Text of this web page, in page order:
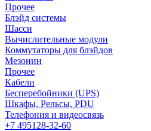
Прочее
Блэйд системы
Шасси
Вычислительные модули
Коммутаторы для блэйдов
Мезонин
Прочее
Кабели
Бесперебойники (UPS)
Шкафы, Рельсы, PDU
Телефония и видеосвязь
+7 495128-32-60